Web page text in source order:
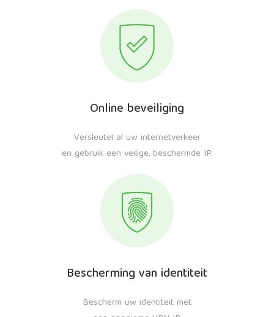
Online beveiliging
Versleutel al uw internetverkeer
en gebruik een veilige, beschermde IP.
Bescherming van identiteit
Bescherm uw identiteit met